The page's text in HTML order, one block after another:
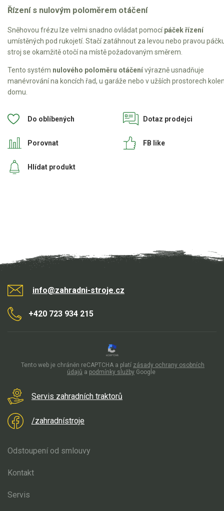
Řízení s nulovým poloměrem otáčení
Sněhovou frézu lze velmi snadno ovládat pomocípáček řízení
umístěných pod rukojetí. Stačí zatáhnout za levou nebo pravou
stroj se okamžitě otočí na místě požadovaným směrem.
Tento systém nulového poloměru otáčenívýrazně usnadňuje
manévrování na koncích řad, u garáže nebo v užších prostorech
domu.
Do oblíbených
Porovnat
Dotaz prodejci
Hlídat produkt
FB like
info@zahradni-stroje.cz
+420 723 934 215
Servis zahradních traktorů
/zahradnístroje
Odstoupení od smlouvy
Kontakt
Servis
Tento web je chráněn reCAPTCHA a platí zásady ochrany osobních
údajů a podmínky služby Google